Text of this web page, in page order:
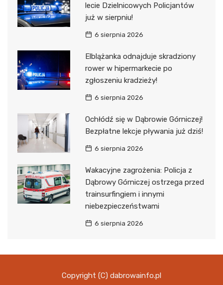
lecie Dzielnicowych Policjantów
już w sierpniu!
6 sierpnia 2026
Elblążanka odnajduje skradziony
rower w hipermarkecie po
zgłoszeniu kradzieży!
6 sierpnia 2026
Ochłódź się w Dąbrowie Górniczej!
Bezpłatne lekcje pływania już dziś!
6 sierpnia 2026
Wakacyjne zagrożenia: Policja z
Dąbrowy Górniczej ostrzega przed
trainsurfingiem i innymi
niebezpieczeństwami
6 sierpnia 2026
Copyright (C) dabrowainfo.pl